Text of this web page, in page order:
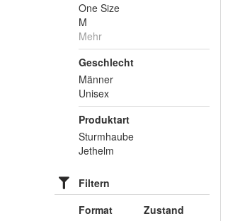
One Size
M
Mehr
Geschlecht
Männer
Unisex
Produktart
Sturmhaube
Jethelm
Filtern
Format
Zustand